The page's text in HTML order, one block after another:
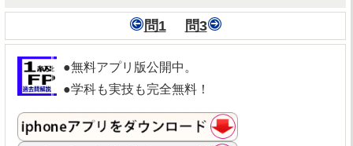
問1 問3
●無料アプリ版公開中。
●学科も実技も完全無料！